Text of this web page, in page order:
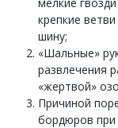
крепкие
шину;
«Шальные»
развлечения
«жертвой»
Причиной
бордюров при